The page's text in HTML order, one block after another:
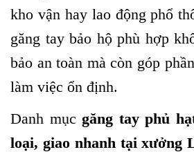
kho vận hay lao động phổ
găng tay bảo hộ phù hợp
bảo an toàn mà còn góp
làm việc ổn định.
Danh mụcgăng tay phủ
loại, giao nhanh tại xưởng